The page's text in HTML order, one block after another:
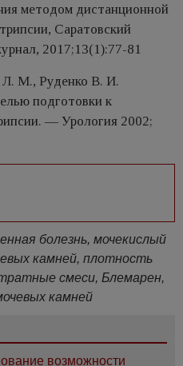
методом дистанционной
Саратовский
2017;13(1):77-81
М., Руденко В. И.
подготовки к
— Урология 2002;
болезнь, мочекислый
камней, плотность
смеси, Блемарен,
камней
возможности